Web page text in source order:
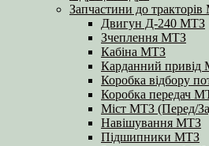
Запчастини до
Двигун Д-240 МТЗ
Зчеплення МТЗ
Кабіна МТЗ
Карданний привід
Коробка відбору
Коробка передач
Міст МТЗ (Перед/
Навішування МТЗ
Підшипники МТЗ